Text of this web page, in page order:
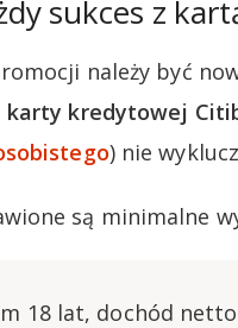
sukces z
należy być
karty kredytowej
) nie
są minimalne
18 lat, dochód